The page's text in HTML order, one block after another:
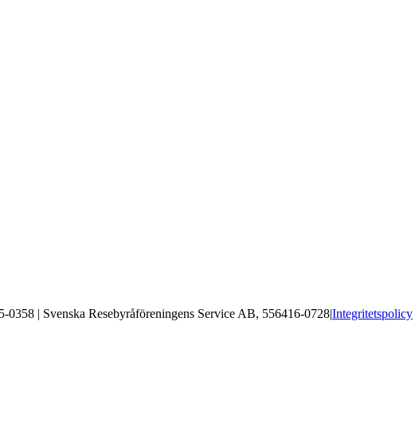
0358 | Svenska Resebyråföreningens Service AB, 556416-0728|Integritetspolicy